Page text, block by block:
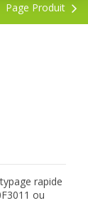
Page Produit
rapide
ou